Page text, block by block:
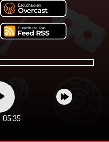
05:35